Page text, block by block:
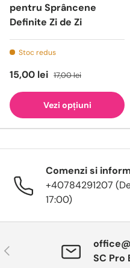
pentru Sprâncene
Definite Zi de Zi
Stoc redus
15,00 lei 17,00 lei
Vezi opțiuni
Comenzi si
+40784291207
17:00)
Anterior
SC Pro